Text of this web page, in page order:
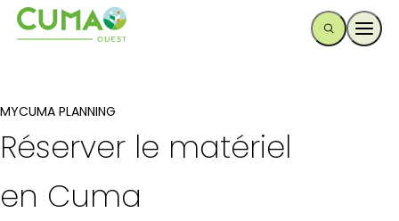
MYCUMA PLANNING
Réserver le matériel
en Cuma